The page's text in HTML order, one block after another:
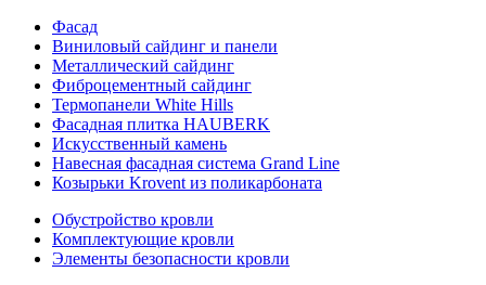
Фасад
Виниловый сайдинг и панели
Металлический сайдинг
Фиброцементный сайдинг
Термопанели White Hills
Фасадная плитка HAUBERK
Искусственный камень
Навесная фасадная система Grand Line
Козырьки Krovent из поликарбоната
Обустройство кровли
Комплектующие кровли
Элементы безопасности кровли